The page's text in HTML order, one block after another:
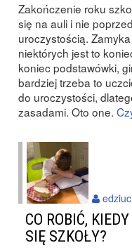
Zakończenie roku
się na auli i nie
uroczystością.
niektórych jest to
koniec podstawówki,
bardziej trzeba to
do uroczystości,
zasadami. Oto one.
CO ROBIĆ,
SIĘ SZKOŁY?